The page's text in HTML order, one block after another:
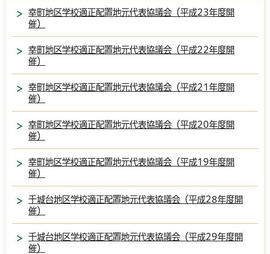
幸町地区学校適正配置地元代表協議会（平成23年度開
催）
幸町地区学校適正配置地元代表協議会（平成22年度開
催）
幸町地区学校適正配置地元代表協議会（平成21年度開
催）
幸町地区学校適正配置地元代表協議会（平成20年度開
催）
幸町地区学校適正配置地元代表協議会（平成19年度開
催）
千城台地区学校適正配置地元代表協議会（平成28年度開
催）
千城台地区学校適正配置地元代表協議会（平成29年度開
催）